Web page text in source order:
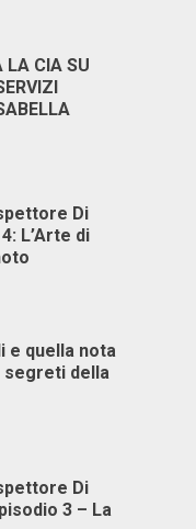
LA CIA SU
Di
L’Arte di
e quella nota
segreti della
Di
3 – La